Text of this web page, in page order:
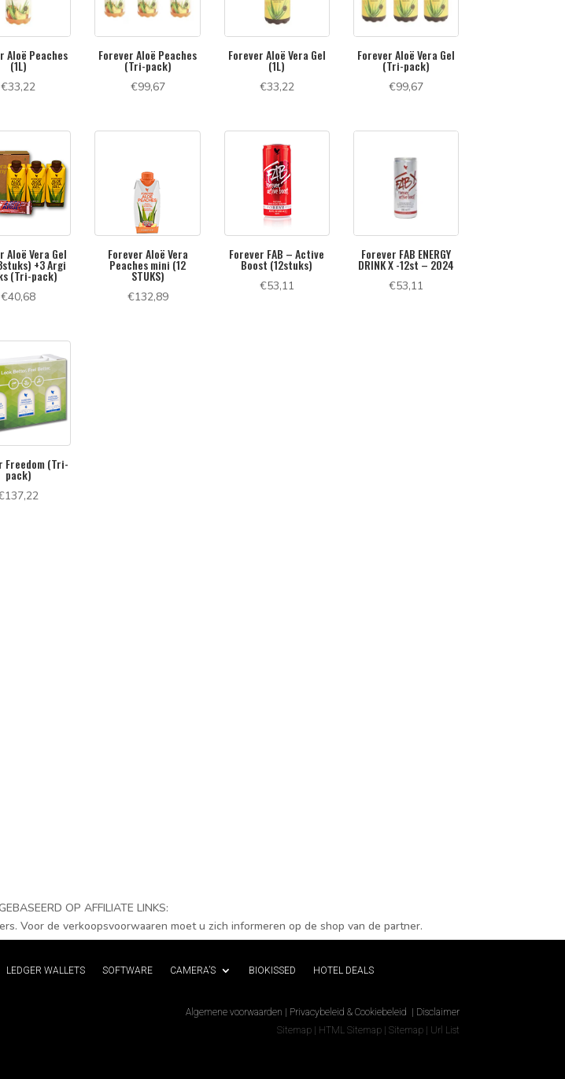
Aloë Peaches
(1L)
€33,22
Forever Aloë Peaches
(Tri-pack)
€99,67
Forever Aloë Vera Gel
(1L)
€33,22
Forever Aloë Vera Gel
(Tri-pack)
€99,67
Aloë Vera Gel
+3 Argi
(Tri-pack)
€40,68
Forever Aloë Vera
Peaches mini (12
STUKS)
€132,89
Forever FAB – Active
Boost (12stuks)
€53,11
Forever FAB ENERGY
DRINK X -12st – 2024
€53,11
Freedom (Tri-
pack)
137,22
OP AFFILIATE LINKS:
Voor de verkoopsvoorwaaren moet u zich informeren op de shop van de partner.
LEDGER WALLETS SOFTWARE CAMERA’S BIOKISSED HOTEL DEALS
Algemene voorwaarden Privacybeleid & Cookiebeleid
Disclaimer
Sitemap| HTML Sitemap| Sitemap| Url List